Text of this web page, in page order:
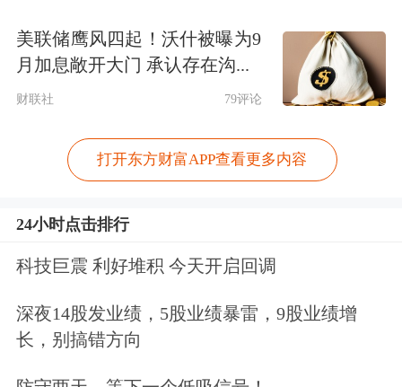
美联储鹰风四起！沃什被曝为9
月加息敞开大门 承认存在沟...
财联社 79评论
打开东方财富APP查看更多内容
24小时点击排行
科技巨震 利好堆积 今天开启回调
深夜14股发业绩，5股业绩暴雷，9股业绩增
长，别搞错方向